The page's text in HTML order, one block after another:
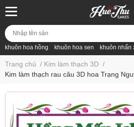
khuôn hoa hồng khuôn hoa sen khuôn nhấn
Trang chủ / Kim làm thạch 3D /
Kim làm thạch rau câu 3D hoa Trạng